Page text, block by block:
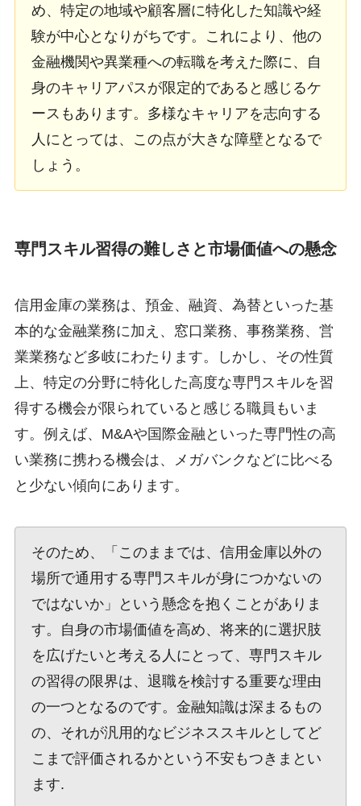
め、特定の地域や顧客層に特化した知識や経
験が中心となりがちです。これにより、他の
金融機関や異業種への転職を考えた際に、自
身のキャリアパスが限定的であると感じるケ
ースもあります。多様なキャリアを志向する
人にとっては、この点が大きな障壁となるで
しょう。
専門スキル習得の難しさと市場価値への懸念
信用金庫の業務は、預金、融資、為替といった基
本的な金融業務に加え、窓口業務、事務業務、営
業業務など多岐にわたります。しかし、その性質
上、特定の分野に特化した高度な専門スキルを習
得する機会が限られていると感じる職員もいま
す。例えば、M&Aや国際金融といった専門性の高
い業務に携わる機会は、メガバンクなどに比べる
と少ない傾向にあります。
そのため、「このままでは、信用金庫以外の
場所で通用する専門スキルが身につかないの
ではないか」という懸念を抱くことがありま
す。自身の市場価値を高め、将来的に選択肢
を広げたいと考える人にとって、専門スキル
の習得の限界は、退職を検討する重要な理由
の一つとなるのです。金融知識は深まるもの
の、それが汎用的なビジネススキルとしてど
こまで評価されるかという不安もつきまとい
ます.